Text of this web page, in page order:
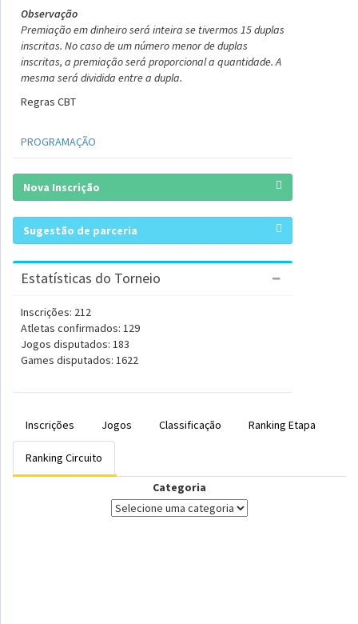
Observação
Premiação em dinheiro será inteira se tivermos 15 duplas
inscritas. No caso de um número menor de duplas
inscritas, a premiação será proporcional a quantidade. A
mesma será dividida entre a dupla.
Regras CBT
PROGRAMAÇÃO
Nova Inscrição
Sugestão de parceria
Estatísticas do Torneio
Inscrições: 212
Atletas confirmados: 129
Jogos disputados: 183
Games disputados: 1622
Inscrições Jogos Classificação Ranking Etapa
Ranking Circuito
Categoria